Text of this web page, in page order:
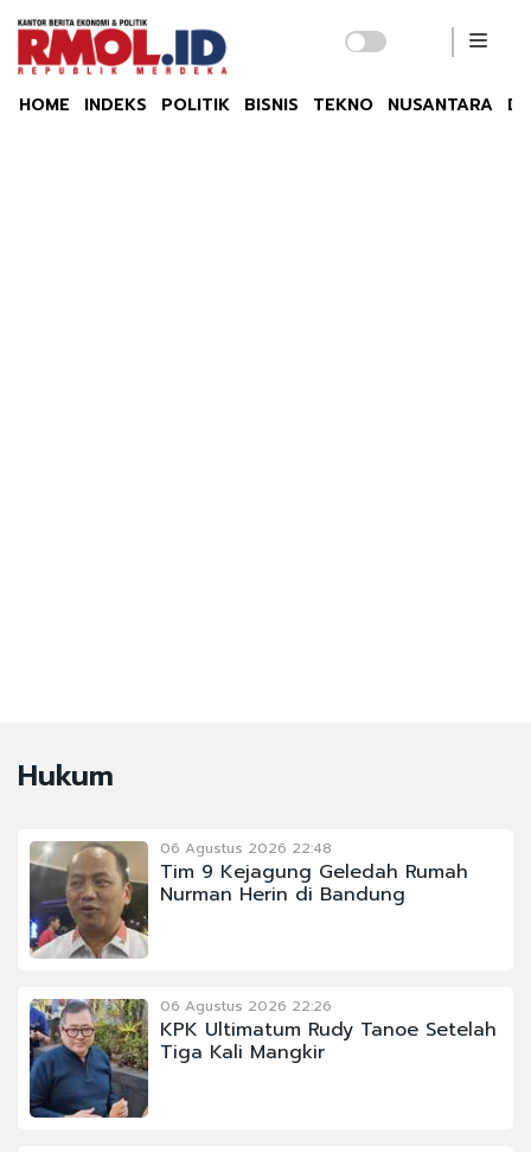
HOME INDEKS POLITIK BISNIS TEKNO NUSANTARA
Hukum
06 Agustus 2026 22:48
Tim 9 Kejagung Geledah Rumah
Nurman Herin di Bandung
06 Agustus 2026 22:26
KPK Ultimatum Rudy Tanoe Setelah
Tiga Kali Mangkir